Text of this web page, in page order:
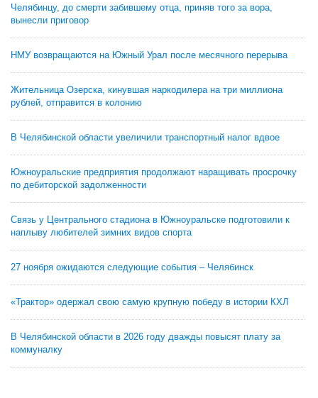
Челябинцу, до смерти забившему отца, приняв того за вора,
вынесли приговор
НМУ возвращаются на Южный Урал после месячного перерыва
Жительница Озерска, кинувшая наркодилера на три миллиона
рублей, отправится в колонию
В Челябинской области увеличили транспортный налог вдвое
Южноуральские предприятия продолжают наращивать просрочку
по дебиторской задолженности
Связь у Центрального стадиона в Южноуральске подготовили к
наплыву любителей зимних видов спорта
27 ноября ожидаются следующие события – Челябинск
«Трактор» одержал свою самую крупную победу в истории КХЛ
В Челябинской области в 2026 году дважды повысят плату за
коммуналку